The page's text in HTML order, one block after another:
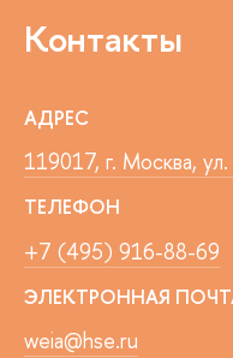
Контакты
АДРЕС
119017, г. Москва,
ТЕЛЕФОН
+7 (495) 916-88-69
ЭЛЕКТРОННАЯ
weia@hse.ru